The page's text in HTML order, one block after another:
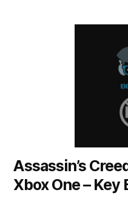
Assassin’s
Xbox One – Key